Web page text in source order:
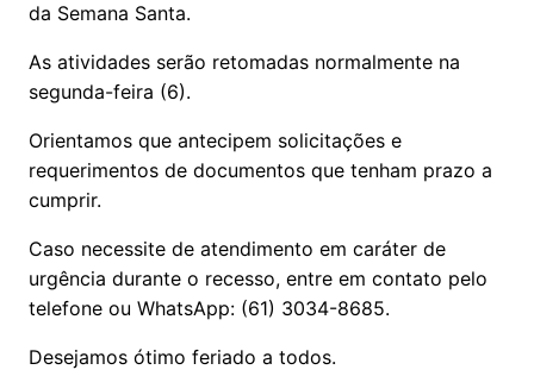
da Semana Santa.
As atividades serão retomadas normalmente na
segunda-feira (6).
Orientamos que antecipem solicitações e
requerimentos de documentos que tenham prazo a
cumprir.
Caso necessite de atendimento em caráter de
urgência durante o recesso, entre em contato pelo
telefone ou WhatsApp: (61) 3034-8685.
Desejamos ótimo feriado a todos.